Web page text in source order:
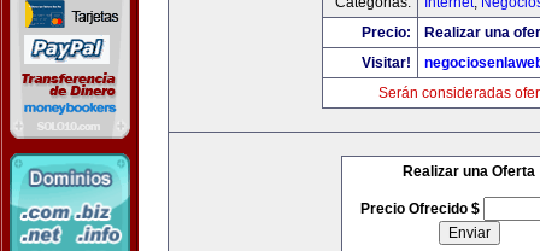
Precio:
Realizar una
Visitar!
Serán consideradas
Realizar una Oferta
Precio Ofrecido $